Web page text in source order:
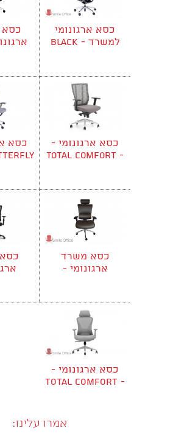
כסא ארגונומי
למשרד - BLACK
כסא
כסא ארגונומי -
Total Comfort -
כסא
כסא משרד
ארגונומי -
כסא ארגונומי -
TOTAL COMFORT -
אמרו עלינו: